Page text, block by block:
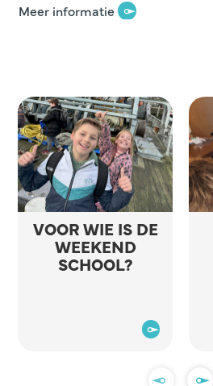
Meer informatie
VOOR WIE IS DE
WEEKEND​
SCHOOL?